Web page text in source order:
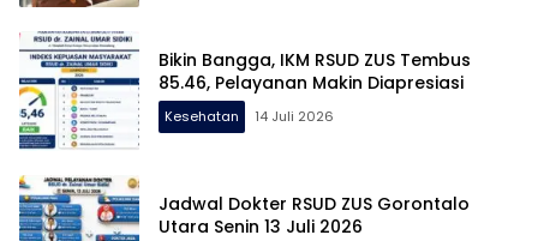
Bikin Bangga, IKM RSUD ZUS Tembus
85.46, Pelayanan Makin Diapresiasi
Kesehatan 14 Juli 2026
Jadwal Dokter RSUD ZUS Gorontalo
Utara Senin 13 Juli 2026